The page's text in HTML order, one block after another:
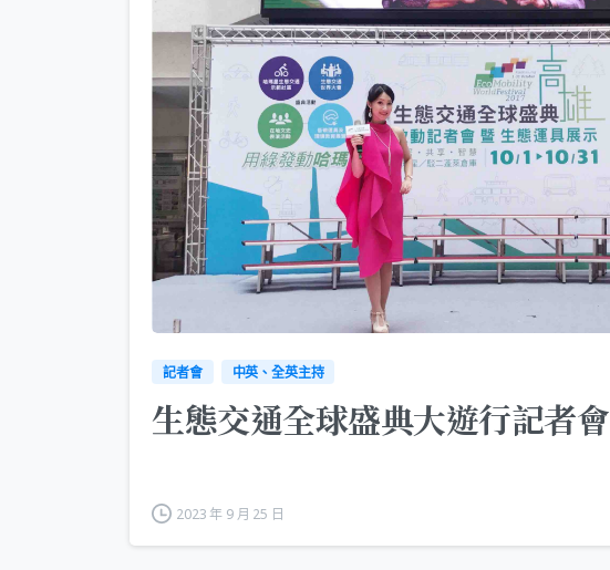
記者會 中英、全英主持
生態交通全球盛典大遊行記者會
2023 年 9 月 25 日